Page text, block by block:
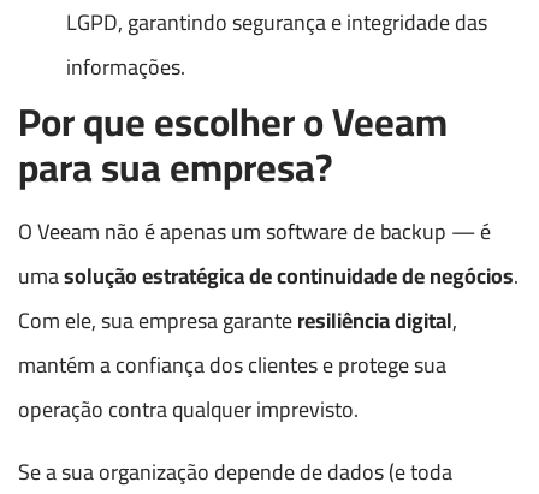
LGPD, garantindo segurança e integridade das
informações.
Por que escolher o Veeam
para sua empresa?
O Veeam não é apenas um software de backup — é
umasolução estratégica de continuidade de negócios.
Com ele, sua empresa garanteresiliência digital,
mantém a confiança dos clientes e protege sua
operação contra qualquer imprevisto.
Se a sua organização depende de dados (e toda